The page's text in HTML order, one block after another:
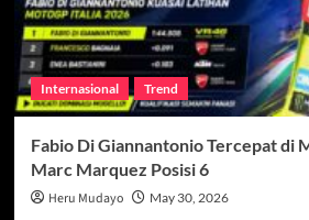
Internasional Trend
Fabio Di Giannantonio Tercepat di
Marc Marquez Posisi 6
Heru Mudayo May 30, 2026